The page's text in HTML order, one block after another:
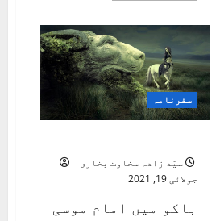
علاقہ
جات
کی
سیاحت
1
سفرنامہ
سیّد زادہ سخاوت بخاری
جولائی 19, 2021
باکو میں امام موسی